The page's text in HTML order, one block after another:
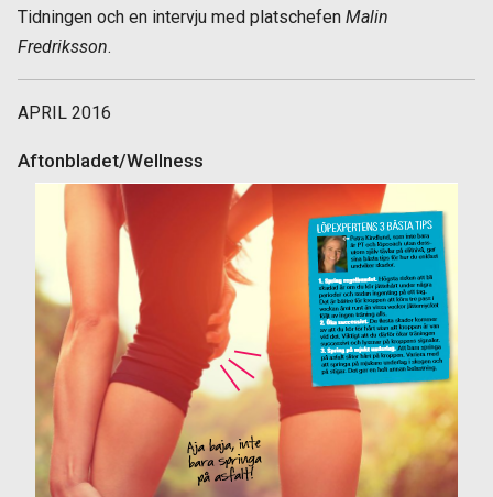
Tidningen och en intervju med platschefen Malin
Fredriksson.
APRIL 2016
Aftonbladet/Wellness